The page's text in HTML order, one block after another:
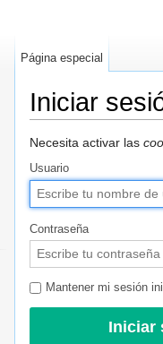
Iniciar
Necesita activar las
Usuario
Contraseña
Mantener mi sesión
Página especial